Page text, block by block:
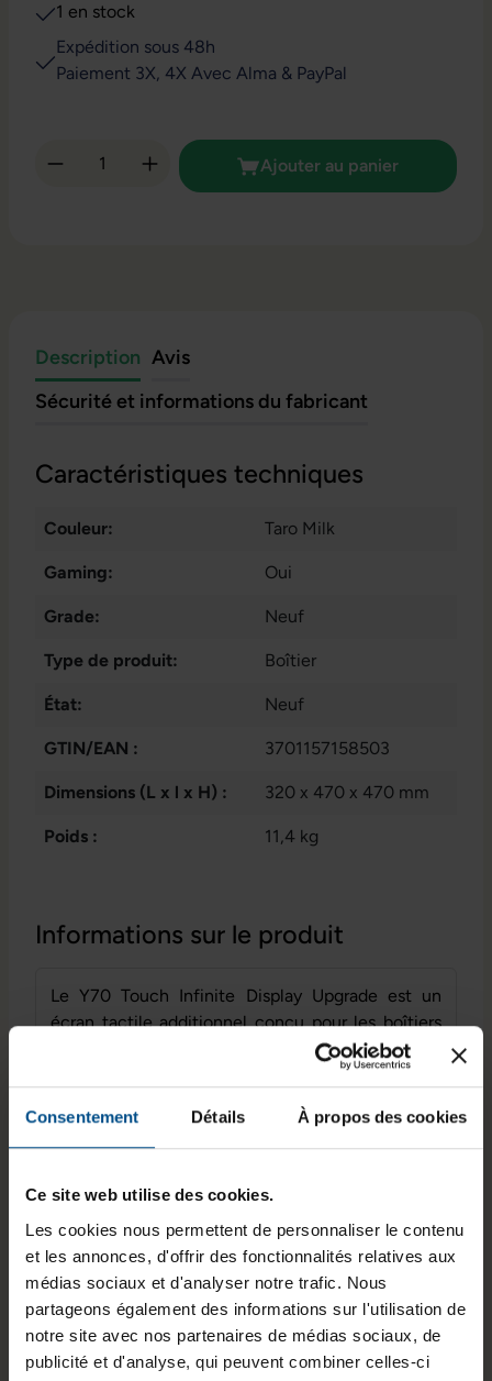
Consentement Détails À propos des cookies
Ce site web utilise des cookies.
Les cookies nous permettent de personnaliser le contenu
et les annonces, d'offrir des fonctionnalités relatives aux
médias sociaux et d'analyser notre trafic. Nous
partageons également des informations sur l'utilisation de
notre site avec nos partenaires de médias sociaux, de
publicité et d'analyse, qui peuvent combiner celles-ci
1 en stock
Expédition sous 48h
Paiement 3X, 4X Avec Alma & PayPal
Quantité de produit : Entrez la quantité
Ajouter au panier
Description Avis
Sécurité et informations du fabricant
Informations sur le produit
Le Y70 Touch Infinite Display Upgrade est un
écran tactile additionnel conçu pour les boîtiers
de la série HYTE Y70. Il s’intègre directement
dans le châssis afin d’afficher des informations
système, des contenus visuels ou des interfaces
interactives. Doté d’une dalle IPS de 14,9 pouces
en résolution verticale 2,5K, cet écran offre un
en charge du multitouch à 10 points et la
connectique dédiée permettent une intégration
fonctionnelle dans une configuration PC
compatible.
Caractéristiques techniques
Couleur: Taro Milk
Gaming: Oui
Grade: Neuf
Type de produit: Boîtier
État: Neuf
GTIN/EAN : 3701157158503
Dimensions (L x l x H) : 320 x 470 x 470 mm
Poids : 11,4 kg